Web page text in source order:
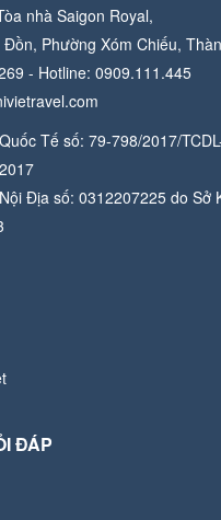
nhà Saigon Royal,
Phường Xóm Chiếu,
- Hotline: 0909.111.445
Tế số: 79-798/2017/
Địa số: 0312207225 do Sở
ĐÁP